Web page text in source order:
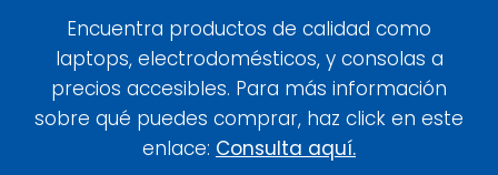
Encuentra productos de calidad como
laptops, electrodomésticos, y consolas a
precios accesibles. Para más información
sobre qué puedes comprar, haz click en este
enlace: Consulta aquí.